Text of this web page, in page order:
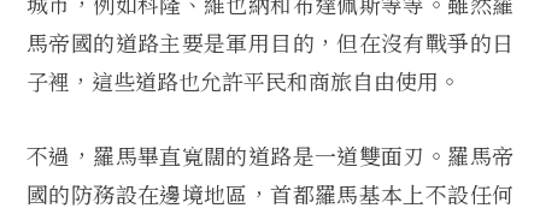
馬帝國的道路主要是軍用目的，但在沒有戰爭的日
子裡，這些道路也允許平民和商旅自由使用。
不過，羅馬畢直寬闊的道路是一道雙面刃。羅馬帝
國的防務設在邊境地區，首都羅馬基本上不設任何